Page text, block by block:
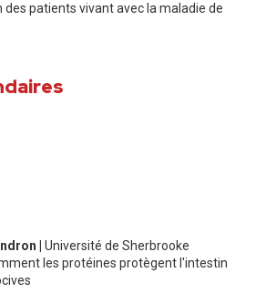
patients vivant avec la maladie de
| Université de Sherbrooke
les protéines protègent l'intestin